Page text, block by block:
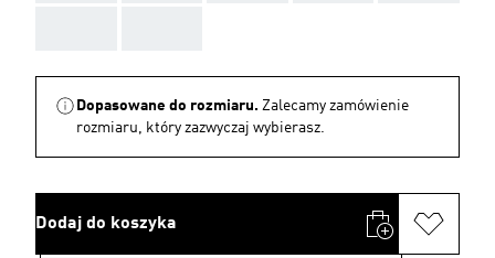
Dopasowane do rozmiaru. Zalecamy zamówienie
rozmiaru, który zazwyczaj wybierasz.
Dodaj do koszyka